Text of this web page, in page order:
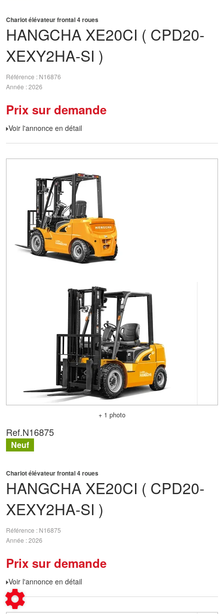
HANGCHA XE20CI ( CPD20-
XEXY2HA-SI )
Chariot élévateur frontal 4 roues
Référence
N16876
Année 2026
Prix sur demande
Voir l'annonce en détail
+ 1 photo
HANGCHA XE20CI ( CPD20-
XEXY2HA-SI )
Chariot élévateur frontal 4 roues
Référence
N16875
Année 2026
Prix sur demande
Voir l'annonce en détail
Ref.N16875
Neuf